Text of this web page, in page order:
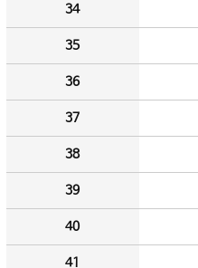
34
35
36
37
38
39
40
41